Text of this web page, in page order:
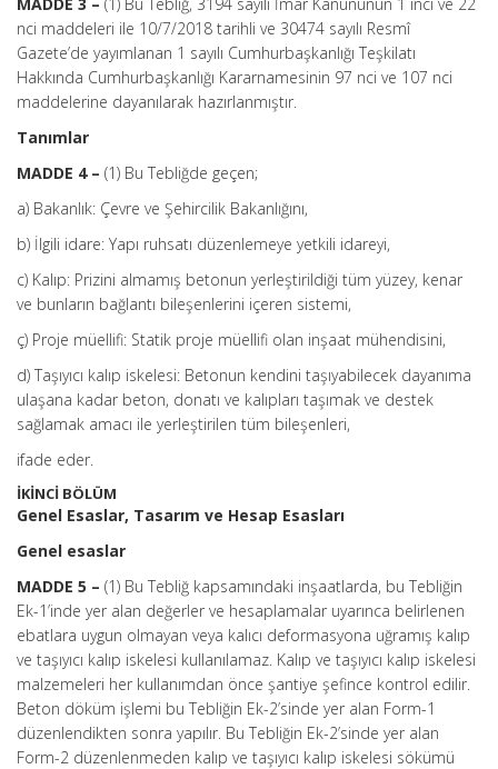
nci maddeleri ile 10/7/2018 tarihli ve 30474 sayılı Resmî
Gazete’de yayımlanan 1 sayılı Cumhurbaşkanlığı Teşkilatı
Hakkında Cumhurbaşkanlığı Kararnamesinin 97 nci ve 107 nci
maddelerine dayanılarak hazırlanmıştır.
Tanımlar
MADDE 4 – (1) Bu Tebliğde geçen;
a) Bakanlık: Çevre ve Şehircilik Bakanlığını,
b) İlgili idare: Yapı ruhsatı düzenlemeye yetkili idareyi,
c) Kalıp: Prizini almamış betonun yerleştirildiği tüm yüzey, kenar
ve bunların bağlantı bileşenlerini içeren sistemi,
ç) Proje müellifi: Statik proje müellifi olan inşaat mühendisini,
d) Taşıyıcı kalıp iskelesi: Betonun kendini taşıyabilecek dayanıma
ulaşana kadar beton, donatı ve kalıpları taşımak ve destek
sağlamak amacı ile yerleştirilen tüm bileşenleri,
ifade eder.
İKİNCİ BÖLÜM
Genel Esaslar, Tasarım ve Hesap Esasları
Genel esaslar
MADDE 5 – (1) Bu Tebliğ kapsamındaki inşaatlarda, bu Tebliğin
Ek-1’inde yer alan değerler ve hesaplamalar uyarınca belirlenen
ebatlara uygun olmayan veya kalıcı deformasyona uğramış kalıp
ve taşıyıcı kalıp iskelesi kullanılamaz. Kalıp ve taşıyıcı kalıp iskelesi
malzemeleri her kullanımdan önce şantiye şefince kontrol edilir.
Beton döküm işlemi bu Tebliğin Ek-2’sinde yer alan Form-1
düzenlendikten sonra yapılır. Bu Tebliğin Ek-2’sinde yer alan
Form-2 düzenlenmeden kalıp ve taşıyıcı kalıp iskelesi sökümü